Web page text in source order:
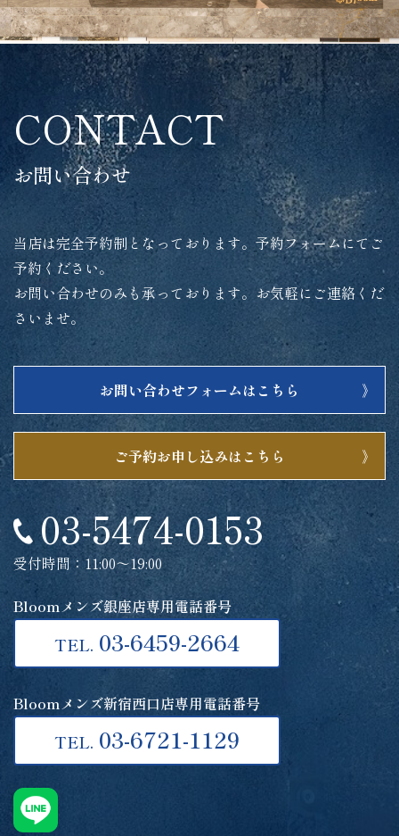
CONTACT
お問い合わせ
当店は完全予約制となっております。予約フォームにてご
予約ください。
お問い合わせのみも承っております。お気軽にご連絡くだ
さいませ。
お問い合わせフォームはこちら
ご予約お申し込みはこちら
03-5474-0153
受付時間：11:00～19:00
Bloomメンズ銀座店専用電話番号
TEL. 03-6459-2664
Bloomメンズ新宿西口店専用電話番号
TEL. 03-6721-1129